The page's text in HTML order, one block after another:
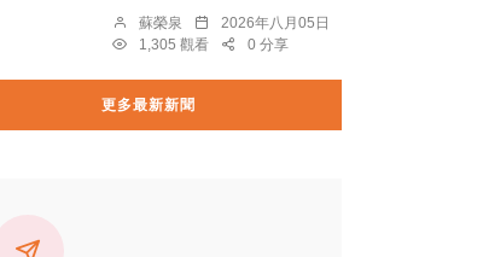
蘇榮泉
2026年八月05日
1,305 觀看
0 分享
更多最新新聞